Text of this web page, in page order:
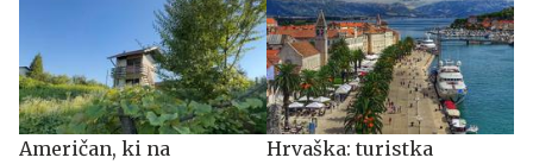
Američan, ki na
Hrvaška: turistka